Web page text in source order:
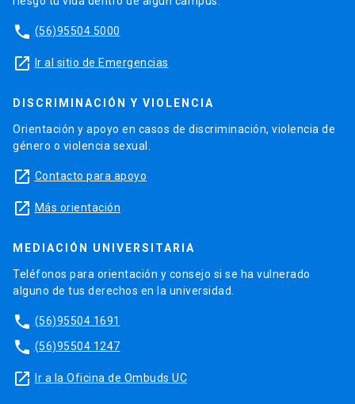
phone (56)95504 5000
launch Ir al sitio de Emergencias
DISCRIMINACIÓN Y VIOLENCIA
Orientación y apoyo en casos de discriminación, violencia de
género o violencia sexual.
launch Contacto para apoyo
launch Más orientación
MEDIACIÓN UNIVERSITARIA
Teléfonos para orientación y consejo si se ha vulnerado
alguno de tus derechos en la universidad.
phone (56)95504 1691
phone (56)95504 1247
launch Ir a la Oficina de Ombuds UC